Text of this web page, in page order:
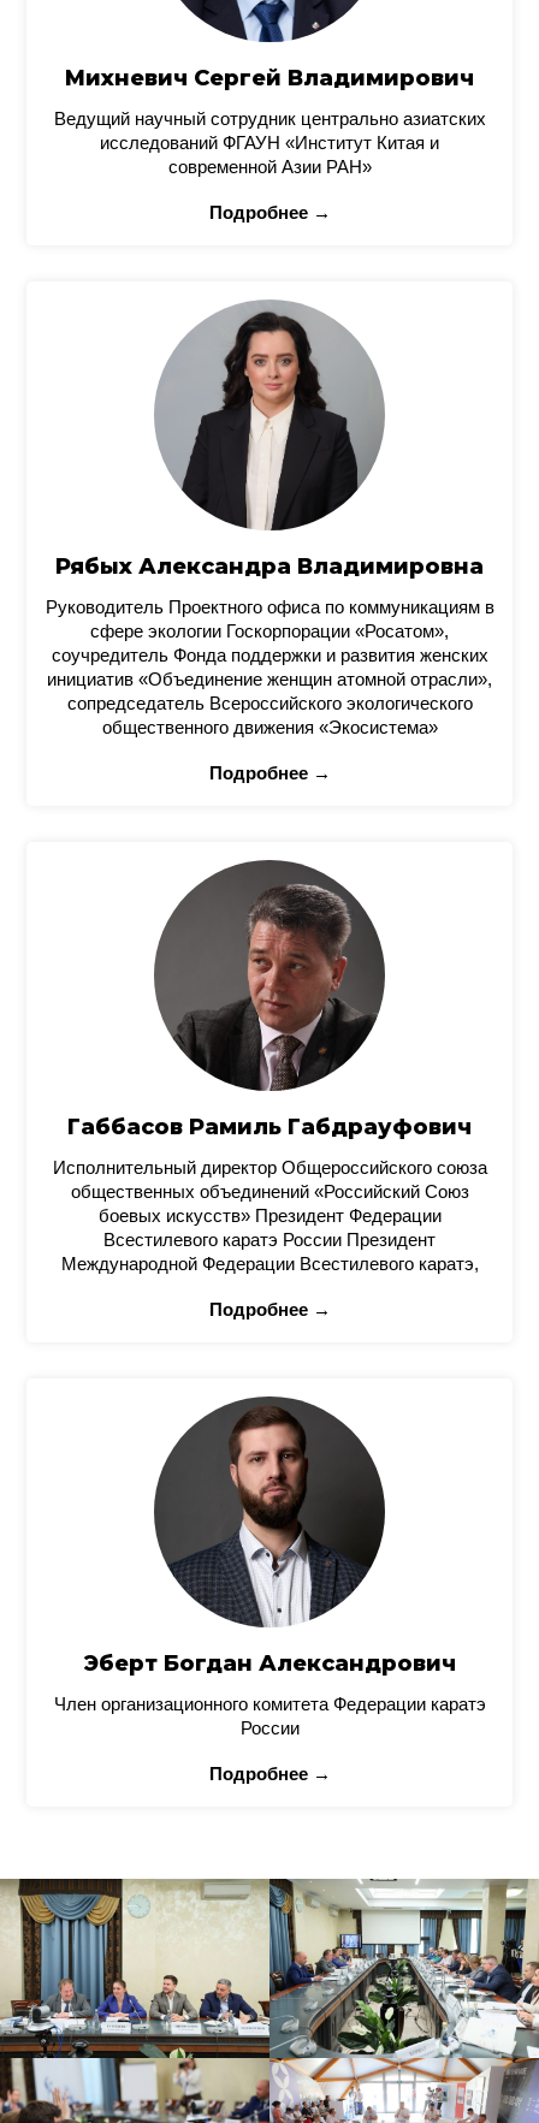
Михневич Сергей Владимирович
Ведущий научный сотрудник центрально азиатских
исследований ФГАУН «Институт Китая и
современной Азии РАН»
Подробнее →
Рябых Александра Владимировна
Руководитель Проектного офиса по коммуникациям в
сфере экологии Госкорпорации «Росатом»,
соучредитель Фонда поддержки и развития женских
инициатив «Объединение женщин атомной отрасли»,
сопредседатель Всероссийского экологического
общественного движения «Экосистема»
Подробнее →
Габбасов Рамиль Габдрауфович
Исполнительный директор Общероссийского союза
общественных объединений «Российский Союз
боевых искусств» Президент Федерации
Всестилевого каратэ России Президент
Международной Федерации Всестилевого каратэ,
Подробнее →
Эберт Богдан Александрович
Член организационного комитета Федерации каратэ
России
Подробнее →